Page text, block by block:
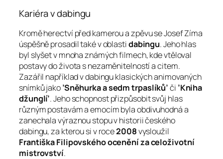
Kariéra v dabingu
Kromě herectví před kamerou a zpěvu se Josef Zíma
úspěšně prosadil také v oblastidabingu. Jeho hlas
byl slyšet v mnoha známých filmech, kde vtěloval
postavy do života s nezaměnitelností a citem.
Zazářil například v dabingu klasických animovaných
snímků jako’Sněhurka a sedm trpaslíků’či ’Kniha
džunglí’. Jeho schopnost přizpůsobit svůj hlas
různým postavám a emocím byla obdivuhodná a
zanechala výraznou stopu v historii českého
dabingu, za kterou si v roce2008vysloužil
Františka Filipovského ocenění za celoživotní
mistrovství.